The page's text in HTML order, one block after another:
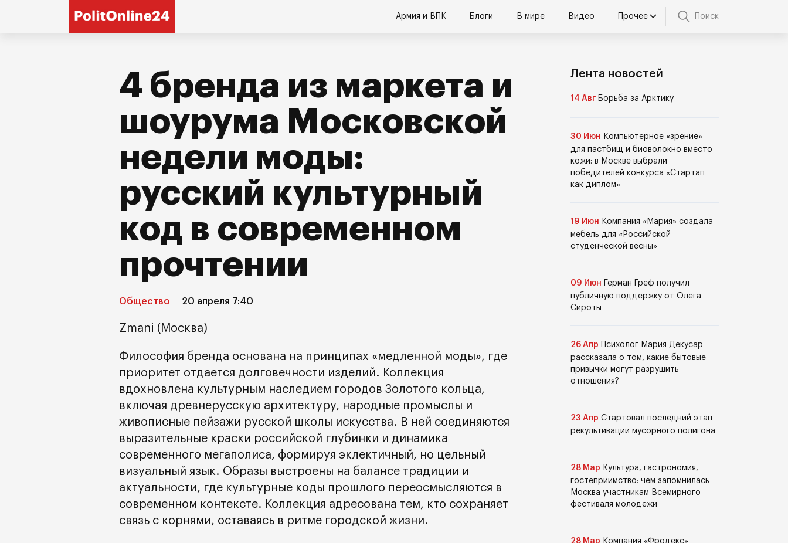
Армия и ВПК Блоги В мире Видео Прочее Поиск
4 бренда из маркета и
шоурума Московской
недели моды:
русский культурный
код в современном
прочтении
Общество 20 апреля 7:40
Zmani (Москва)
Философия бренда основана на принципах «медленной моды», где
приоритет отдается долговечности изделий. Коллекция
вдохновлена культурным наследием городов Золотого кольца,
включая древнерусскую архитектуру, народные промыслы и
живописные пейзажи русской школы искусства. В ней соединяются
выразительные краски российской глубинки и динамика
современного мегаполиса, формируя эклектичный, но цельный
визуальный язык. Образы выстроены на балансе традиции и
актуальности, где культурные коды прошлого переосмысляются в
современном контексте. Коллекция адресована тем, кто сохраняет
связь с корнями, оставаясь в ритме городской жизни.
Лента новостей
14 Авг Борьба за Арктику
30 Июн Компьютерное «зрение»
для пастбищ и биоволокно вместо
кожи: в Москве выбрали
победителей конкурса «Стартап
как диплом»
19 Июн Компания «Мария» создала
мебель для «Российской
студенческой весны»
09 Июн
Герман Греф получил
публичную поддержку от Олега
Сироты
26 Апр
Психолог Мария Декусар
рассказала о том, какие бытовые
привычки могут разрушить
отношения?
23 Апр Стартовал последний этап
рекультивации мусорного полигона
28 Мар Культура, гастрономия,
гостеприимство: чем запомнилась
Москва участникам Всемирного
фестиваля молодежи
28 Мар Компания «Фродекс»